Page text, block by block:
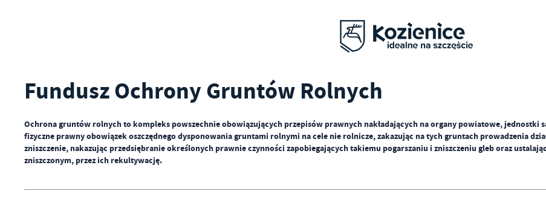
Fundusz Ochrony Gruntów Rolnych
Ochrona gruntów rolnych to kompleks powszechnie obowiązujących przepisów prawnych nakładających na organy powiatowe, jednostki
fizyczne prawny obowiązek oszczędnego dysponowania gruntami rolnymi na cele nie rolnicze, zakazując na tych gruntach prowadzenia
zniszczenie, nakazując przedsiębranie określonych prawnie czynności zapobiegających takiemu pogarszaniu i zniszczeniu gleb oraz
zniszczonym, przez ich rekultywację.